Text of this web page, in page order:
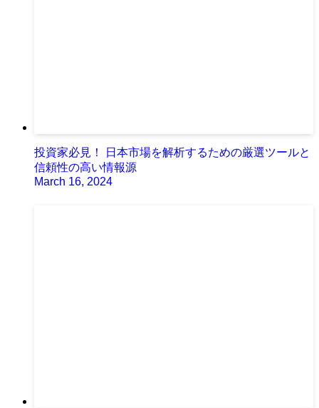
投資家必見！ 日本市場を解析するための厳選ツールと
信頼性の高い情報源
March 16, 2024